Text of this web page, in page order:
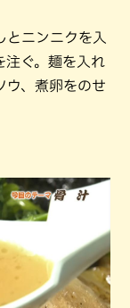
とニンニクを入
注ぐ。麺を入れ
ウ、煮卵をのせ